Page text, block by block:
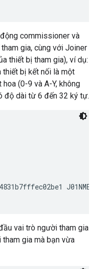
commissioner và
gia, cùng với Joiner
thiết bị tham gia), ví dụ:
thiết bị kết nối là một
(0-9 và A-Y, không
độ dài từ 6 đến 32 ký tự.
J01NME
vai trò người tham gia
gia mà bạn vừa